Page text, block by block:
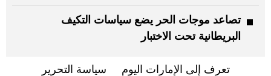
تصاعد موجات الحر يضع سياسات التكيف
البريطانية تحت الاختبار
تعرف إلى الإمارات اليوم سياسة التحرير